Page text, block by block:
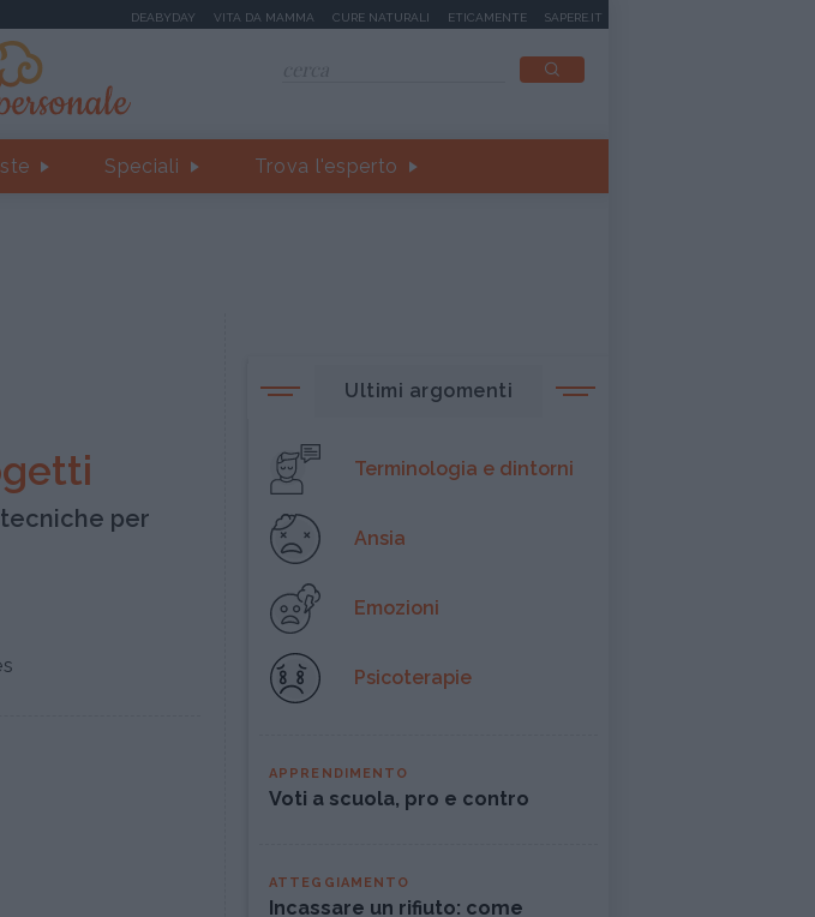
DEABYDAY VITA DA MAMMA CURE NATURALI ETICAMENTE SAPERE.IT
Speciali Trova l'esperto
per
Ultimi argomenti
Terminologia e dintorni
Ansia
Emozioni
Psicoterapie
APPRENDIMENTO
Voti a scuola, pro e contro
ATTEGGIAMENTO
Incassare un rifiuto: come